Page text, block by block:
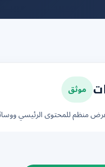
موثق
منظم للمحتوى الرئيسي